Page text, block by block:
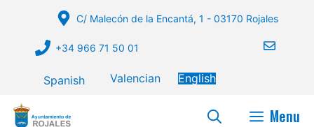
C/ Malecón de la Encantá, 1 - 03170 Rojales
+34 966 71 50 01
Spanish Valencian English
Menu